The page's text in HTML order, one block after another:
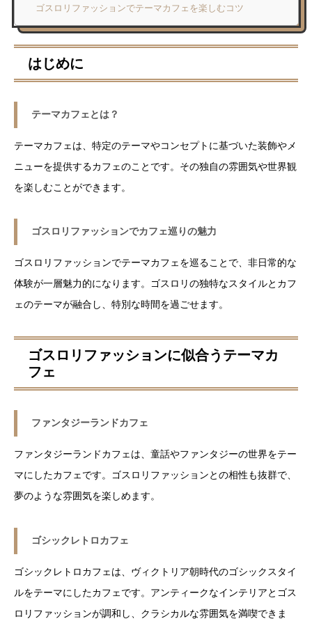
ゴスロリファッションでテーマカフェを楽しむコツ
はじめに
テーマカフェとは？
テーマカフェは、特定のテーマやコンセプトに基づいた装飾やメ
ニューを提供するカフェのことです。その独自の雰囲気や世界観
を楽しむことができます。
ゴスロリファッションでカフェ巡りの魅力
ゴスロリファッションでテーマカフェを巡ることで、非日常的な
体験が一層魅力的になります。ゴスロリの独特なスタイルとカフ
ェのテーマが融合し、特別な時間を過ごせます。
ゴスロリファッションに似合うテーマカ
フェ
ファンタジーランドカフェ
ファンタジーランドカフェは、童話やファンタジーの世界をテー
マにしたカフェです。ゴスロリファッションとの相性も抜群で、
夢のような雰囲気を楽しめます。
ゴシックレトロカフェ
ゴシックレトロカフェは、ヴィクトリア朝時代のゴシックスタイ
ルをテーマにしたカフェです。アンティークなインテリアとゴス
ロリファッションが調和し、クラシカルな雰囲気を満喫できま